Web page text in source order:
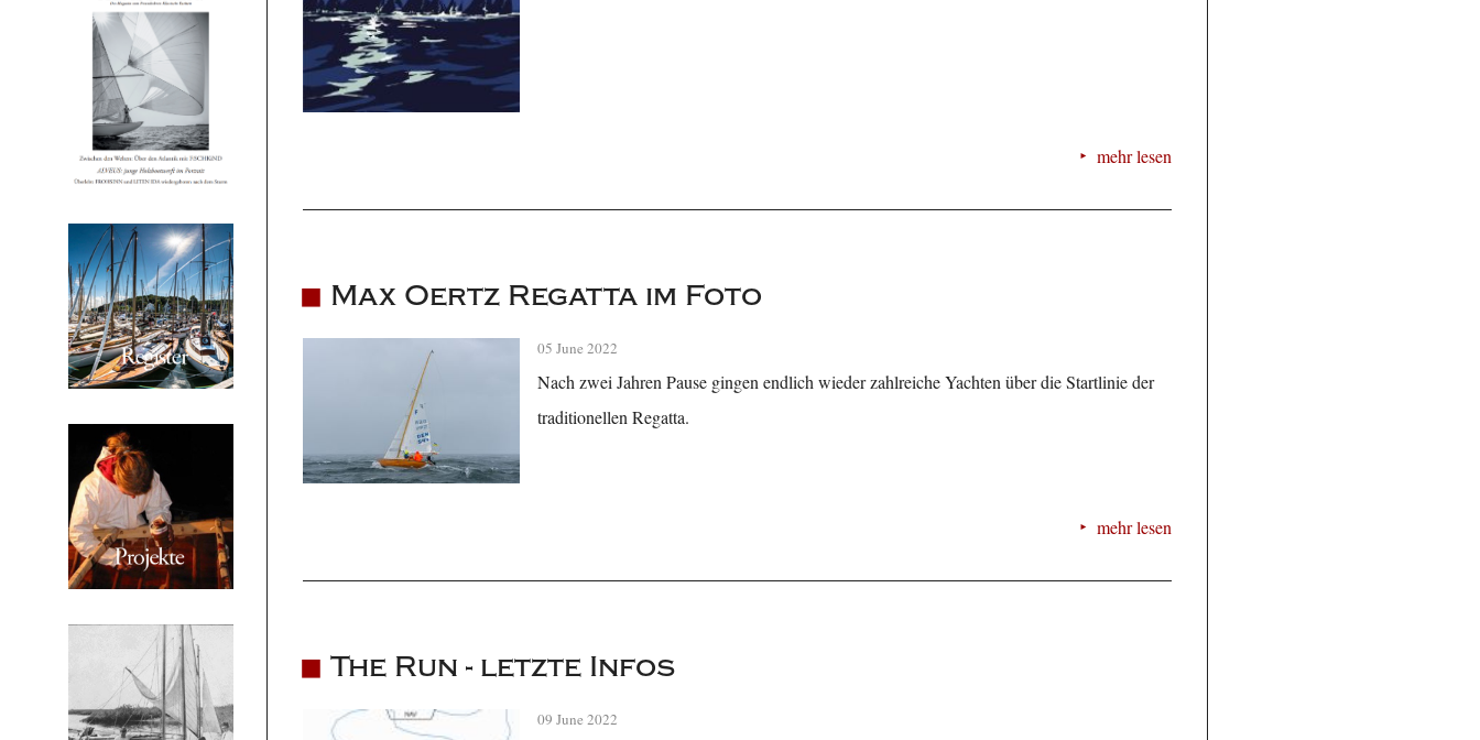
mehr lesen
Max Oertz Regatta im Foto
05 June 2022
Nach zwei Jahren Pause gingen endlich wieder zahlreiche Yachten über die Startlinie der
traditionellen Regatta.
mehr lesen
The Run - letzte Infos
09 June 2022